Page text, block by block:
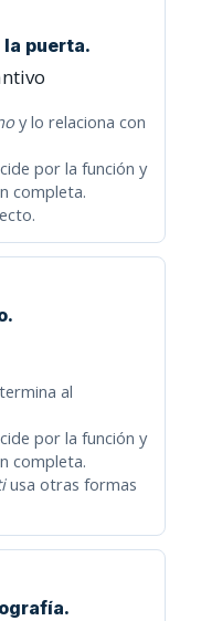
puerta.
y lo relaciona con
por la función y
completa.
al
por la función y
completa.
usa otras formas